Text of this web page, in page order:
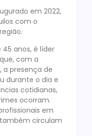
em 2022,
com o
45 anos, é líder
com a
a presença de
durante o dia e
cotidianas,
ocorram.
em
circulam